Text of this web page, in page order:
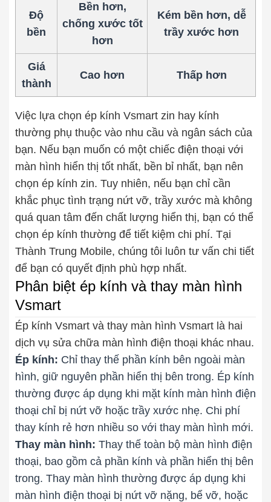
Độ
bền
Bền hơn,
chống xước tốt
hơn
Kém bền hơn, dễ
trầy xước hơn
Giá
thành
Cao hơn Thấp hơn
Việc lựa chọn ép kính Vsmart zin hay kính
thường phụ thuộc vào nhu cầu và ngân sách của
bạn. Nếu bạn muốn có một chiếc điện thoại với
màn hình hiển thị tốt nhất, bền bỉ nhất, bạn nên
chọn ép kính zin. Tuy nhiên, nếu bạn chỉ cần
khắc phục tình trạng nứt vỡ, trầy xước mà không
quá quan tâm đến chất lượng hiển thị, bạn có thể
chọn ép kính thường để tiết kiệm chi phí. Tại
Thành Trung Mobile, chúng tôi luôn tư vấn chi tiết
để bạn có quyết định phù hợp nhất.
Phân biệt ép kính và thay màn hình
Vsmart
Ép kính Vsmart và thay màn hình Vsmart là hai
dịch vụ sửa chữa màn hình điện thoại khác nhau.
Ép kính: Chỉ thay thế phần kính bên ngoài màn
hình, giữ nguyên phần hiển thị bên trong. Ép kính
thường được áp dụng khi mặt kính màn hình điện
thoại chỉ bị nứt vỡ hoặc trầy xước nhẹ. Chi phí
thay kính rẻ hơn nhiều so với thay màn hình mới.
Thay màn hình: Thay thế toàn bộ màn hình điện
thoại, bao gồm cả phần kính và phần hiển thị bên
trong. Thay màn hình thường được áp dụng khi
màn hình điện thoại bị nứt vỡ nặng, bể vỡ, hoặc